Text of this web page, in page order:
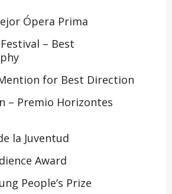
Ópera Prima
– Best
for Best Direction
– Premio Horizontes
la Juventud
Award
People’s Prize